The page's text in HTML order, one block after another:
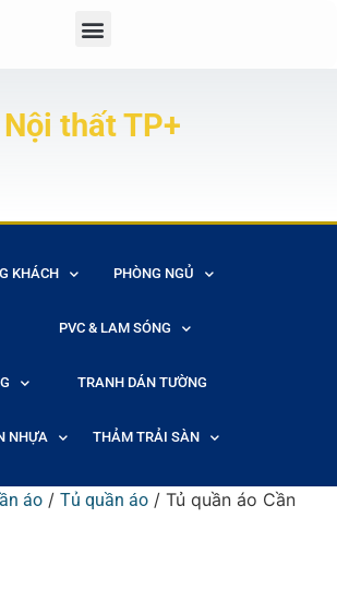
Nội thất TP+
KHÁCH PHÒNG NGỦ
PVC & LAM SÓNG
TRANH DÁN TƯỜNG
NHỰA THẢM TRẢI SÀN
áo / Tủ quần áo / Tủ quần áo Cần